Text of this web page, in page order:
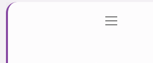
Gizlilik Politikası
menüyü
aç